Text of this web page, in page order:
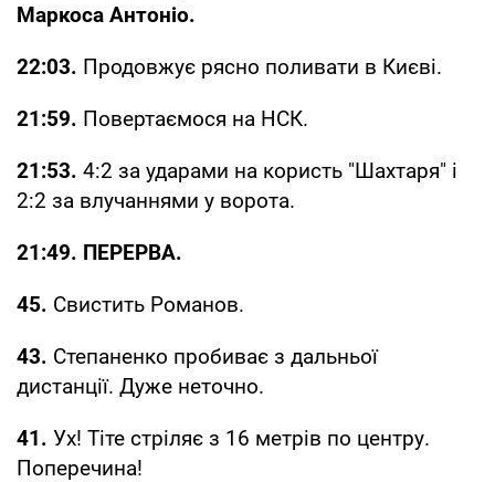
Маркоса Антоніо.
22:03. Продовжує рясно поливати в Києві.
21:59. Повертаємося на НСК.
21:53. 4:2 за ударами на користь "Шахтаря" і
2:2 за влучаннями у ворота.
21:49. ПЕРЕРВА.
45. Свистить Романов.
43. Степаненко пробиває з дальньої
дистанції. Дуже неточно.
41. Ух! Тіте стріляє з 16 метрів по центру.
Поперечина!